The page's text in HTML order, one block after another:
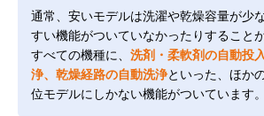
通常、安いモデルは洗濯や乾燥容量が少
すい機能がついていなかったりすること
すべての機種に、 洗剤・柔軟剤の自動投
浄、乾燥経路の自動洗浄といった、ほか
位モデルにしかない機能がついています。